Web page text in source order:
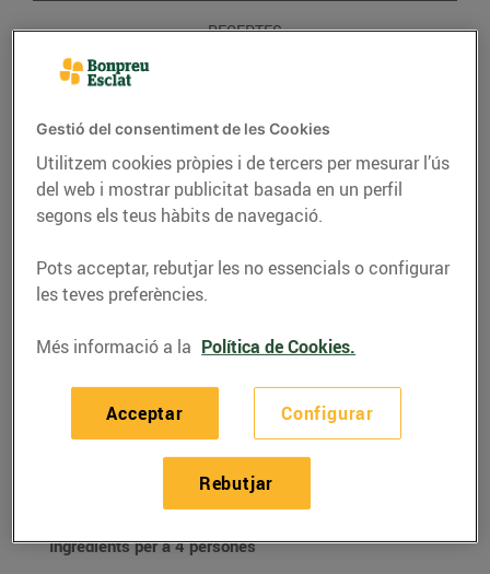
RECEPTES
RECEPTES
Macarrons de fajol amb
bolonyesa de coliflor
09/de novembre/2020
Ingredients per a 4 persones
Gestió del consentiment de les Cookies
Utilitzem cookies pròpies i de tercers per mesurar l’ús
del web i mostrar publicitat basada en un perfil
segons els teus hàbits de navegació.
Pots acceptar, rebutjar les no essencials o configurar
les teves preferències.
Més informació a la Política de Cookies.
Configurar
Rebutjar
Acceptar